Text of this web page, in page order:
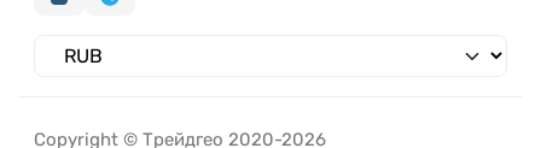
Copyright © Трейдгео 2020-2026